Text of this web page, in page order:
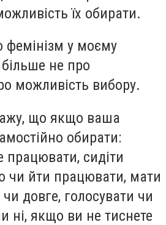
їх обирати.
у моєму
більше не про
можливість вибору.
що якщо ваша
обирати:
сидіти
чи йти працювати, мати
довге, голосувати чи
ні, якщо ви не тиснете